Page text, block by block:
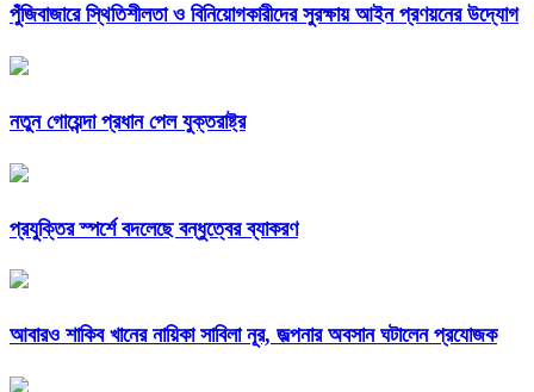
পুঁজিবাজারে স্থিতিশীলতা ও বিনিয়োগকারীদের সুরক্ষায় আইন প্রণয়নের উদ্যোগ
নতুন গোয়েন্দা প্রধান পেল যুক্তরাষ্ট্র
প্রযুক্তির স্পর্শে বদলেছে বন্ধুত্বের ব্যাকরণ
আবারও শাকিব খানের নায়িকা সাবিলা নূর, জল্পনার অবসান ঘটালেন প্রযোজক